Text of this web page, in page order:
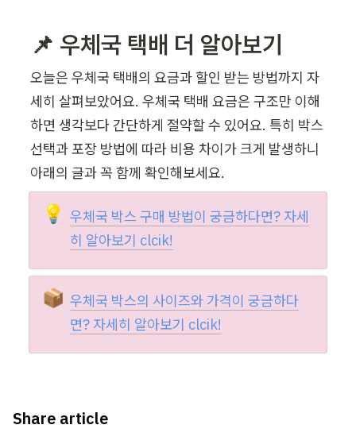
📌 우체국 택배 더 알아보기
오늘은 우체국 택배의 요금과 할인 받는 방법까지 자
세히 살펴보았어요. 우체국 택배 요금은 구조만 이해
하면 생각보다 간단하게 절약할 수 있어요. 특히 박스
선택과 포장 방법에 따라 비용 차이가 크게 발생하니
아래의 글과 꼭 함께 확인해보세요.
💡 우체국 박스 구매 방법이 궁금하다면? 자세
히 알아보기 clcik!
📦 우체국 박스의 사이즈와 가격이 궁금하다
면? 자세히 알아보기 clcik!
Share article